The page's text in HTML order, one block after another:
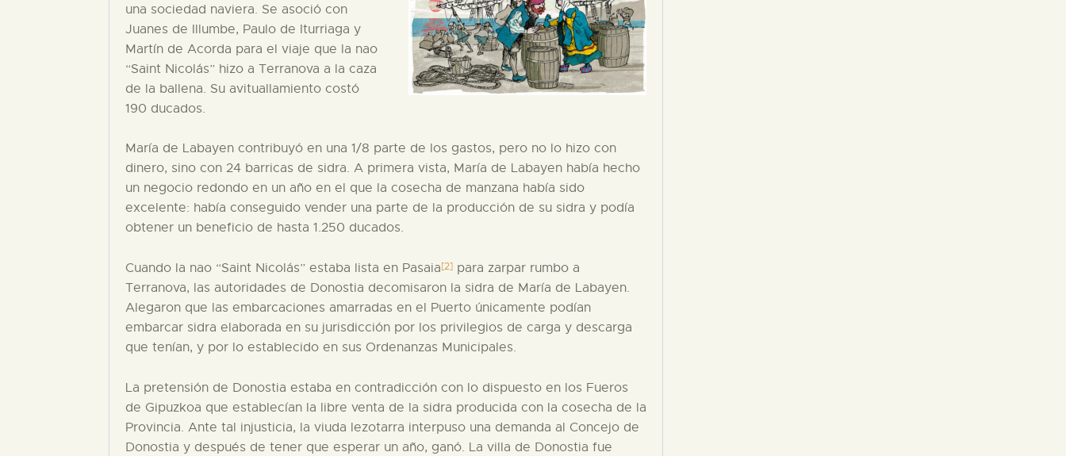
una sociedad naviera. Se asoció con
Juanes de Illumbe, Paulo de Iturriaga y
Martín de Acorda para el viaje que la nao
“Saint Nicolás” hizo a Terranova a la caza
de la ballena. Su avituallamiento costó
190 ducados.
María de Labayen contribuyó en una 1/8 parte de los gastos, pero no lo hizo con
dinero, sino con 24 barricas de sidra. A primera vista, María de Labayen había hecho
un negocio redondo en un año en el que la cosecha de manzana había sido
excelente: había conseguido vender una parte de la producción de su sidra y podía
obtener un beneficio de hasta 1.250 ducados.
Cuando la nao “Saint Nicolás” estaba lista en Pasaia[2] para zarpar rumbo a
Terranova, las autoridades de Donostia decomisaron la sidra de María de Labayen.
Alegaron que las embarcaciones amarradas en el Puerto únicamente podían
embarcar sidra elaborada en su jurisdicción por los privilegios de carga y descarga
que tenían, y por lo establecido en sus Ordenanzas Municipales.
La pretensión de Donostia estaba en contradicción con lo dispuesto en los Fueros
de Gipuzkoa que establecían la libre venta de la sidra producida con la cosecha de la
Provincia. Ante tal injusticia, la viuda lezotarra interpuso una demanda al Concejo de
Donostia y después de tener que esperar un año, ganó. La villa de Donostia fue